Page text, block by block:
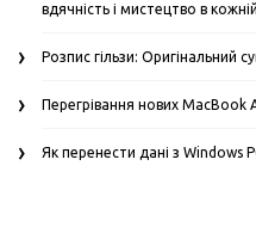
вдячність і мистецтво в
Розпис гільзи: Оригінальний
Перегрівання нових MacBook
Як перенести дані з Windows